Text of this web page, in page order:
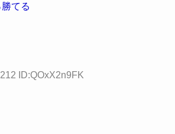
てる
ID:QOxX2n9FK